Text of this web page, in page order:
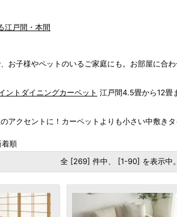
江戸間・本間
お子様やペットのいるご家庭にも。お部屋に合
江戸間4.5畳から12畳
アクセントに！カーペットよりも小さい中敷き
全 [269] 件中、 [1-90] を表示中